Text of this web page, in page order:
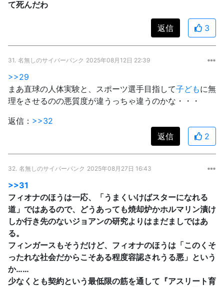
て死んだわ
返信 3
31. 名無しのサイバーパンク 2025年08月12日 22:39
>>29
まあ直球の人体実験と、スポーツ選手目指して子どもに無
理をさせるのの悪質度が違うっちゃ違うのかな・・・
返信： >>32
返信
2
32. 名無しのサイバーパンク 2025年08月27日 16:43
>>31
フィオナのほうは一応、「うまくいけばスターになれる
道」ではあるので、どうあっても焼却炉かホルマリン漬け
しか行き先のないジョアンの研究よりはまだましではあ
る。
フィンガースもそうだけど、フィオナのほうは「このくそ
ったれな社会だからこそある程度容認されうる悪」という
か……
少なくとも契約という最低限の筋を通して『アスリート育